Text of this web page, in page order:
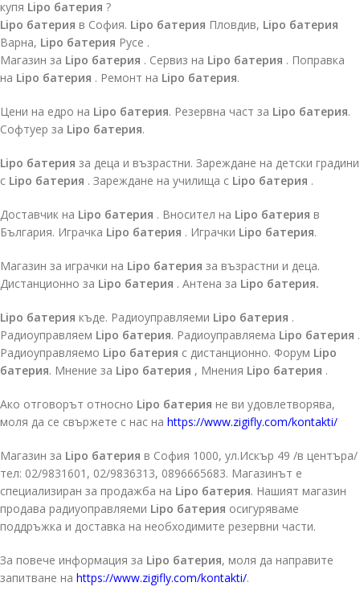
купя Lipo батерия ?
Lipo батерия в София. Lipo батерия Пловдив, Lipo батерия
Варна, Lipo батерия Русе .
Магазин за Lipo батерия . Сервиз на Lipo батерия . Поправка
на Lipo батерия . Ремонт на Lipo батерия.
Цени на едро на Lipo батерия. Резервна част за Lipo батерия.
Софтуер за Lipo батерия.
Lipo батерия за деца и възрастни. Зареждане на детски градини
с Lipo батерия . Зареждане на училища с Lipo батерия .
Доставчик на Lipo батерия . Вносител на Lipo батерия в
България. Играчка Lipo батерия . Играчки Lipo батерия.
Магазин за играчки на Lipo батерия за възрастни и деца.
Дистанционно за Lipo батерия . Антена за Lipo батерия.
Lipo батерия къде. Радиоуправляеми Lipo батерия .
Радиоуправляем Lipo батерия. Радиоуправляема Lipo батерия .
Радиоуправляемо Lipo батерия с дистанционно. Форум Lipo
батерия. Мнение за Lipo батерия , Мнения Lipo батерия .
Ако отговорът относно Lipo батерия не ви удовлетворява,
моля да се свържете с нас на https://www.zigifly.com/kontakti/
Магазин за Lipo батерия в София 1000, ул.Искър 49 /в центъра/
тел: 02/9831601, 02/9836313, 0896665683. Магазинът е
специализиран за продажба на Lipo батерия. Нашият магазин
продава радиуоправляеми Lipo батерия осигуряваме
поддръжка и доставка на необходимите резервни части.
За повече информация за Lipo батерия, моля да направите
запитване на https://www.zigifly.com/kontakti/.